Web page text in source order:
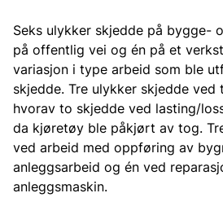
Seks ulykker skjedde på bygge-
på offentlig vei og én på et
variasjon i type arbeid som ble
skjedde. Tre ulykker skjedde
hvorav to skjedde ved lasting/
da kjøretøy ble påkjørt av tog.
ved arbeid med oppføring av
anleggsarbeid og én ved
anleggsmaskin.